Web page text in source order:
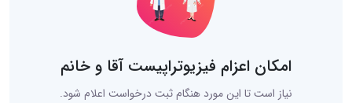
امکان اعزام فیزیوتراپیست آقا و خانم
نیاز است تا این مورد هنگام ثبت درخواست اعلام شود.